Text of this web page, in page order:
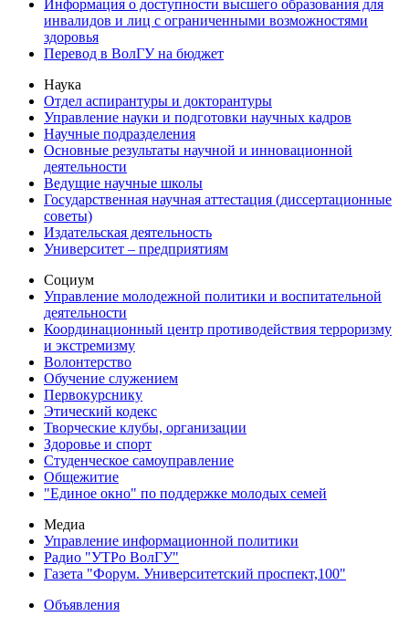
Информация о доступности высшего образования для
инвалидов и лиц с ограниченными возможностями
здоровья
Перевод в ВолГУ на бюджет
Наука
Отдел аспирантуры и докторантуры
Управление науки и подготовки научных кадров
Научные подразделения
Основные результаты научной и инновационной
деятельности
Ведущие научные школы
Государственная научная аттестация (диссертационные
советы)
Издательская деятельность
Университет – предприятиям
Социум
Управление молодежной политики и воспитательной
деятельности
Координационный центр противодействия терроризму
и экстремизму
Волонтерство
Обучение служением
Первокурснику
Этический кодекс
Творческие клубы, организации
Здоровье и спорт
Студенческое самоуправление
Общежитие
"Единое окно" по поддержке молодых семей
Медиа
Управление информационной политики
Радио "УТРо ВолГУ"
Газета "Форум. Университетский проспект,100"
Объявления